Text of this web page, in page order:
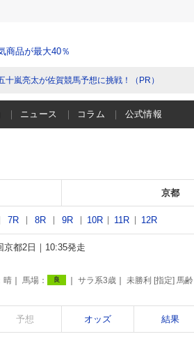
品が最大40％
十嵐亮太が佐賀競馬予想に挑戦！（PR）
ニュース コラム 公式情報
京都
7R 8R 9R 10R 11R 12R
京都2日 10:35発走
晴 馬場： 良 サラ系3歳 未勝利 [指定] 馬齢
予想 オッズ 結果